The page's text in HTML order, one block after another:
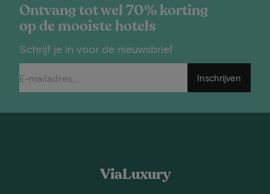
Ontvang tot wel 70% korting
op de mooiste hotels
Schrijf je in voor de nieuwsbrief
Inschrijven
ViaLuxury